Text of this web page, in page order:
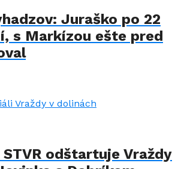
Juraško po 22
s Markízou ešte pred
odštartuje Vraždy